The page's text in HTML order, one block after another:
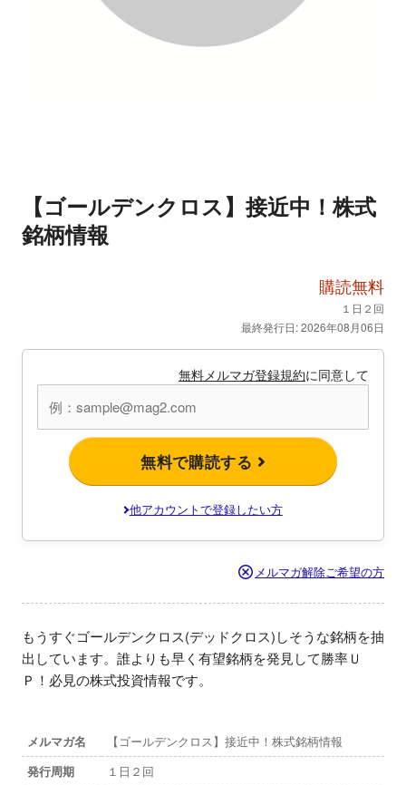
【ゴールデンクロス】接近中！株式
銘柄情報
購読無料
１日２回
最終発行日: 2026年08月06日
無料メルマガ登録規約に同意して
無料で購読する
他アカウントで登録したい方
メルマガ解除ご希望の方
もうすぐゴールデンクロス(デッドクロス)しそうな銘柄を抽
出しています。誰よりも早く有望銘柄を発見して勝率Ｕ
Ｐ！必見の株式投資情報です。
メルマガ名
【ゴールデンクロス】接近中！株式銘柄情報
発行周期
１日２回